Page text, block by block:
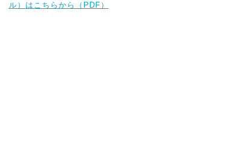
ル）はこちらから（PDF）